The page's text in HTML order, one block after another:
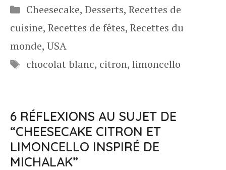
Catégories
Cheesecake, Desserts, Recettes de
cuisine, Recettes de fêtes, Recettes du
monde, USA
Étiquettes
chocolat blanc, citron, limoncello
6 RÉFLEXIONS AU SUJET DE
“CHEESECAKE CITRON ET
LIMONCELLO INSPIRÉ DE
MICHALAK”